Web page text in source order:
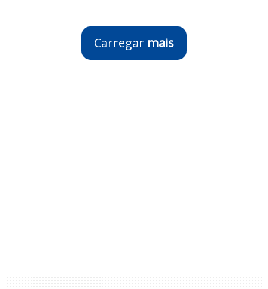
Carregar mais